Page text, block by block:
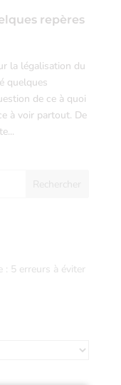
repères
la légalisation du
quelques
de ce à quoi
à voir partout. De
: 5 erreurs à éviter